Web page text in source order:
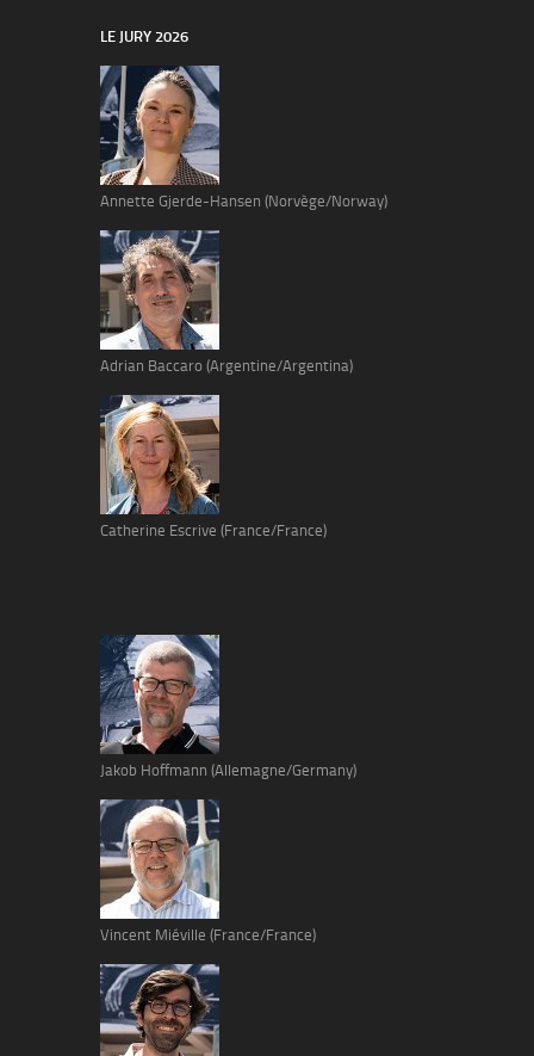
LE JURY 2026
Annette Gjerde-Hansen (Norvège/Norway)
Adrian Baccaro (Argentine/Argentina)
Catherine Escrive (France/France)
Jakob Hoffmann (Allemagne/Germany)
Vincent Miéville (France/France)